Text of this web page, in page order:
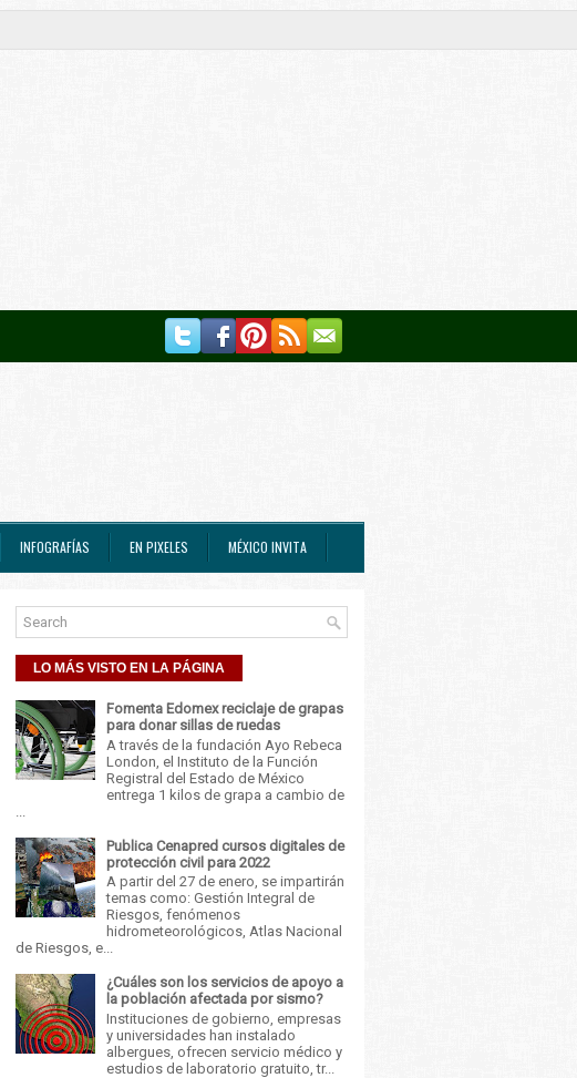
INFOGRAFÍAS EN PIXELES MÉXICO INVITA
LO MÁS VISTO EN LA PÁGINA
Fomenta Edomex reciclaje de grapas
para donar sillas de ruedas
A través de la fundación Ayo Rebeca
London, el Instituto de la Función
Registral del Estado de México
entrega 1 kilos de grapa a cambio de
Publica Cenapred cursos digitales de
protección civil para 2022
A partir del 27 de enero, se impartirán
temas como: Gestión Integral de
Riesgos, fenómenos
hidrometeorológicos, Atlas Nacional
de Riesgos, e...
¿Cuáles son los servicios de apoyo a
la población afectada por sismo?
Instituciones de gobierno, empresas
y universidades han instalado
albergues, ofrecen servicio médico y
estudios de laboratorio gratuito, tr...